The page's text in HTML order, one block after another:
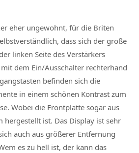
eher ungewohnt, für die Briten
dass sich der große
linken Seite des Verstärkers
dem Ein/Ausschalter rechterhand
befinden sich die
in einem schönen Kontrast zum
Wobei die Frontplatte sogar aus
hergestellt ist. Das Display ist sehr
auch aus größerer Entfernung
es zu hell ist, der kann das